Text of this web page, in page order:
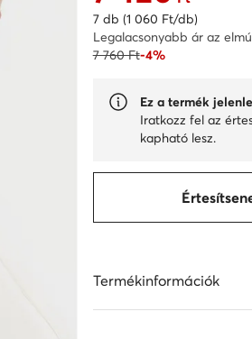
7 db (1 060 Ft/db)
Legalacsonyabb ár az
7 760 Ft-4%
Ez a termék
Iratkozz fel az
kapható lesz.
Termékinformációk